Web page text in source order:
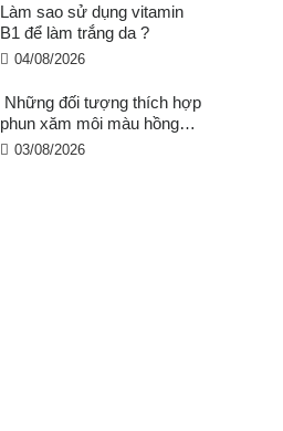
Làm sao sử dụng vitamin
B1 để làm trắng da ?
04/08/2026
Những đối tượng thích hợp
phun xăm môi màu hồng
cam san hô?
03/08/2026